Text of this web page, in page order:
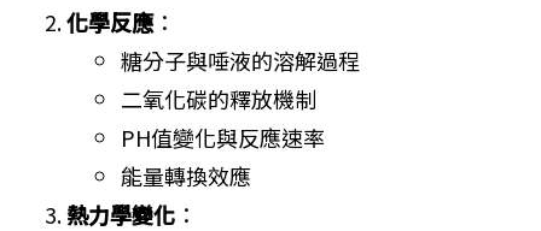
化學反應：
糖分子與唾液的溶解過程
二氧化碳的釋放機制
PH值變化與反應速率
能量轉換效應
熱力學變化 ：